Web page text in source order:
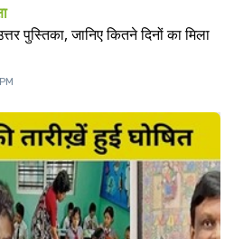
पुस्तिका, जानिए कितने दिनों का मिला